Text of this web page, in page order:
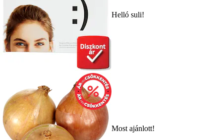
Helló suli!
Most ajánlott!